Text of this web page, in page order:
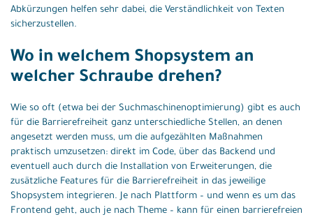
Abkürzungen helfen sehr dabei, die Verständlichkeit von Texten
sicherzustellen.
Wo in welchem Shopsystem an
welcher Schraube drehen?
Wie so oft (etwa bei der Suchmaschinenoptimierung) gibt es auch
für die Barrierefreiheit ganz unterschiedliche Stellen, an denen
angesetzt werden muss, um die aufgezählten Maßnahmen
praktisch umzusetzen: direkt im Code, über das Backend und
eventuell auch durch die Installation von Erweiterungen, die
zusätzliche Features für die Barrierefreiheit in das jeweilige
Shopsystem integrieren. Je nach Plattform – und wenn es um das
Frontend geht, auch je nach Theme – kann für einen barrierefreien